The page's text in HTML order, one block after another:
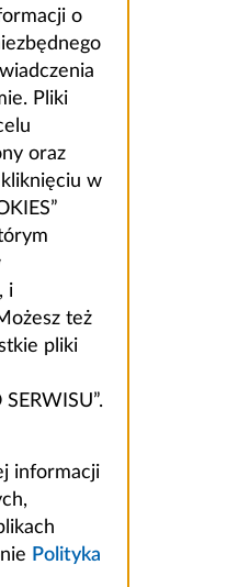
o
Pliki
oraz
w
i
też
pliki
informacji
Polityka